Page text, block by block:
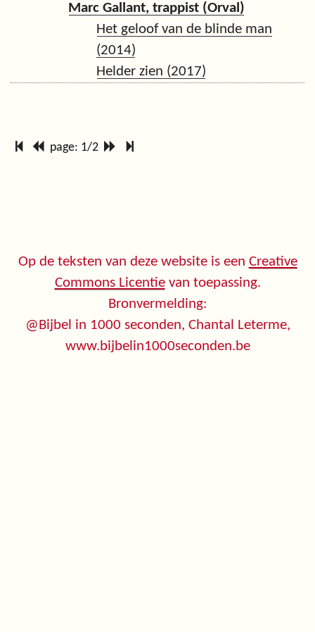
Marc Gallant, trappist (Orval)
Het geloof van de blinde man
(2014)
Helder zien (2017)
page: 1/2
Op de teksten van deze website is een Creative
Commons Licentievan toepassing.
Bronvermelding:
@Bijbel in 1000 seconden, Chantal Leterme,
www.bijbelin1000seconden.be